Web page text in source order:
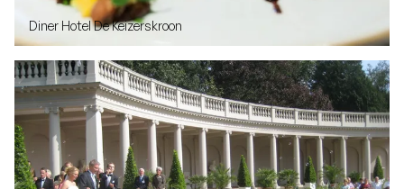
Diner Hotel De Keizerskroon